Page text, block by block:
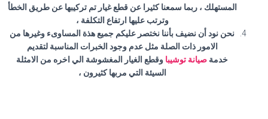
المستهلك ، ربما سمعنا كثيرا عن قطع غيار تم تركيبها عن طريق الخطأ
وترتب عليها ارتفاع التكلفة ،
نحن نود أن نضيف بأننا نختصر عليكم جميع هذة المساوىء وغيرها من
الامور ذات الصلة مثل عدم وجود الخبرات المناسبة لتقديم
خدمة صيانة توشيبا وقطع الغيار المغشوشة الي اخره من الامثلة
السيئة التي مربها كثيرون ،